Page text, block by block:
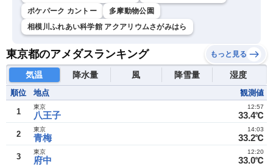
ポケパーク カントー
多摩動物公園
相模川ふれあい科学館 アクアリウムさがみはら
東京都のアメダスランキング もっと見る
気温 降水量 風 降雪量 湿度
順位 地点 観測値
1 八王子
東京
33.4℃
12:57
2 青梅
東京
33.2℃
14:03
3 府中
東京
33.0℃
12:20